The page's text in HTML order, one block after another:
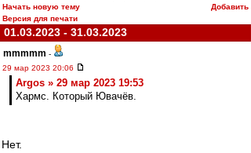
Начать новую тему
Добавить
Версия для печати
01.03.2023 - 31.03.2023
mmmmm -
29 мар 2023 20:06
Argos » 29 мар 2023 19:53
Хармс. Который Ювачёв.
Нет.